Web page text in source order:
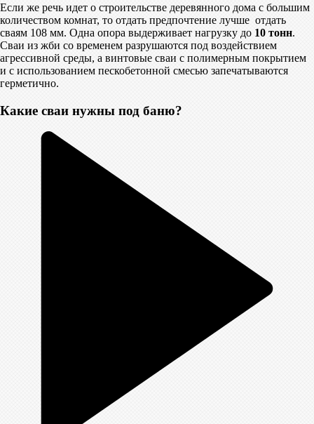
Если же речь идет о строительстве деревянного дома с большим
количеством комнат, то отдать предпочтение лучше отдать
сваям 108 мм. Одна опора выдерживает нагрузку до 10 тонн.
Сваи из жби со временем разрушаются под воздействием
агрессивной среды, а винтовые сваи с полимерным покрытием
и с использованием пескобетонной смесью запечатываются
герметично.
Какие сваи нужны под баню?